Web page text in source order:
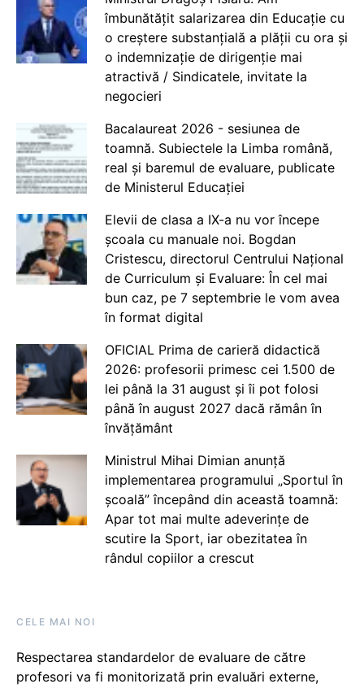
îmbunătățit salarizarea din Educație cu
o creștere substanțială a plății cu ora și
o indemnizație de dirigenție mai
atractivă / Sindicatele, invitate la
negocieri
Bacalaureat 2026 - sesiunea de
toamnă. Subiectele la Limba română,
real și baremul de evaluare, publicate
de Ministerul Educației
Elevii de clasa a IX-a nu vor începe
școala cu manuale noi. Bogdan
Cristescu, directorul Centrului Național
de Curriculum și Evaluare: În cel mai
bun caz, pe 7 septembrie le vom avea
în format digital
OFICIAL Prima de carieră didactică
2026: profesorii primesc cei 1.500 de
lei până la 31 august și îi pot folosi
până în august 2027 dacă rămân în
învățământ
Ministrul Mihai Dimian anunță
implementarea programului „Sportul în
școală” începând din această toamnă:
Apar tot mai multe adeverințe de
scutire la Sport, iar obezitatea în
rândul copiilor a crescut
CELE MAI NOI
Respectarea standardelor de evaluare de către
profesori va fi monitorizată prin evaluări externe,